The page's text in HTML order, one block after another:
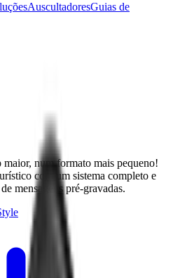
AuscultadoresGuias de
maior, num formato mais pequeno!
com um sistema completo e
mensagens pré-gravadas.